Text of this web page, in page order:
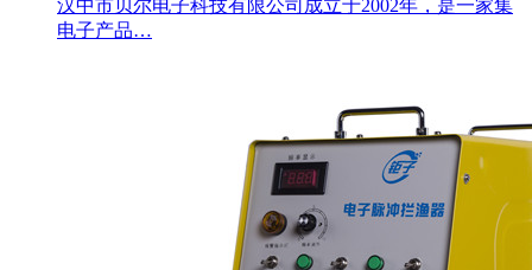
汉中市贝尔电子科技有限公司成立于2002年，是一家集
电子产品…